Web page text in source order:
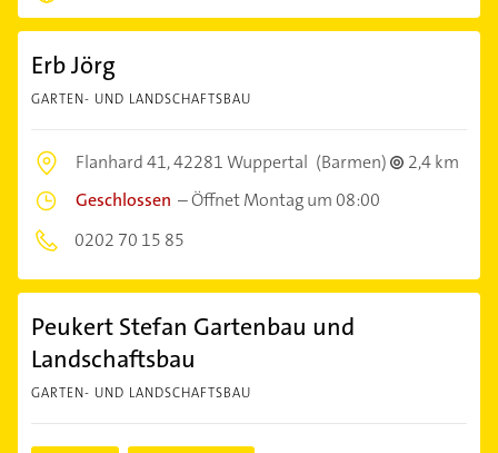
Erb Jörg
GARTEN- UND LANDSCHAFTSBAU
Flanhard 41,42281 Wuppertal (Barmen)
2,4 km
Geschlossen –Öffnet Montag um 08:00
0202 70 15 85
Peukert Stefan Gartenbau und
Landschaftsbau
GARTEN- UND LANDSCHAFTSBAU